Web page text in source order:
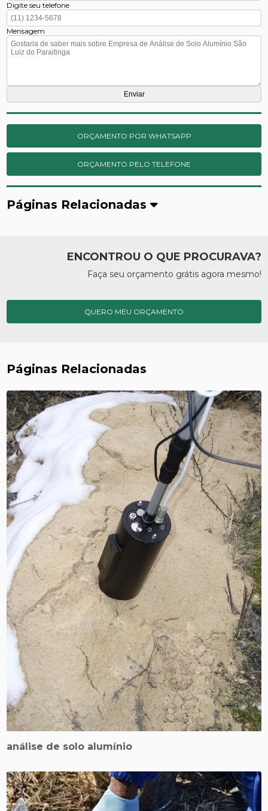
Digite seu telefone
Mensagem
ORÇAMENTO POR WHATSAPP
ORÇAMENTO PELO TELEFONE
Páginas Relacionadas
ENCONTROU O QUE PROCURAVA?
Faça seu orçamento grátis agora mesmo!
QUERO MEU ORÇAMENTO
Páginas Relacionadas
análise de solo alumínio